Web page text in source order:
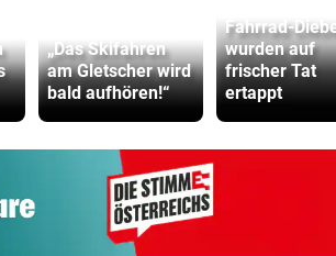
„Das Skifahren
am Gletscher wird
bald aufhören!“
Fahrrad-
wurden auf
frischer Tat
ertappt